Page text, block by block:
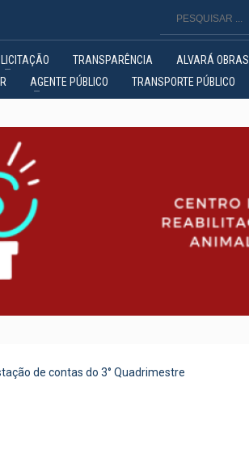
LICITAÇÃO TRANSPARÊNCIA ALVARÁ OBRAS
AGENTE PÚBLICO TRANSPORTE PÚBLICO
de contas do 3° Quadrimestre